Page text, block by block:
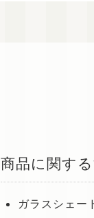
商品に関す
ガラスシェー